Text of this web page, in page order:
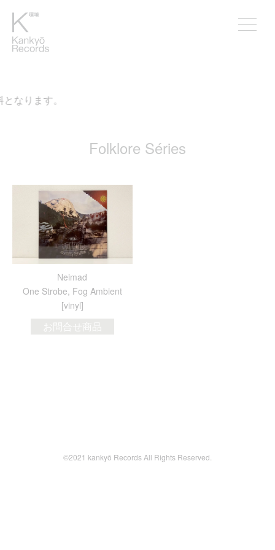
なります。
Folklore Séries
Neimad
One Strobe, Fog Ambient
[vinyl]
お問合せ商品
©2021 kankyō Records All Rights Reserved.